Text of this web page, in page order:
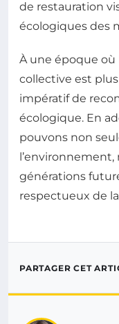
de restauration
écologiques des
À une époque où
collective est
impératif de
écologique. En
pouvons non
générations
respectueux de
PARTAGER CET